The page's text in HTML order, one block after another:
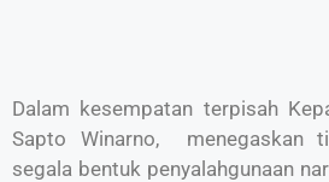
Dalam kesempatan terpisah
Sapto Winarno, menegaskan
segala bentuk penyalahgunaan